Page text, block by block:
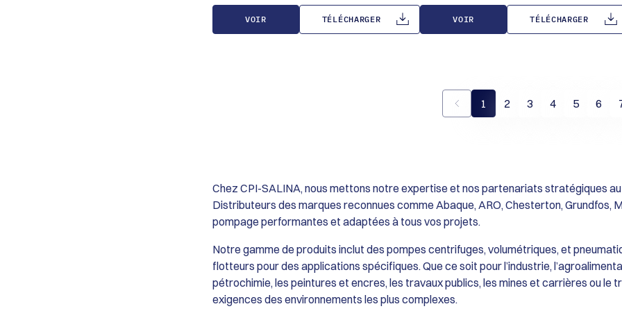
contact avec le fluide véhiculé.
Fiabilité : Accrochage de la roue insensible
au sens de rotation.
Traitement des gaz : Installation de
neutralisation des gaz des unités
d’incinération et désodorisation des gaz
VOIR TÉLÉCHARGER
(Huiles et carburants) ou Nitrile alimentaire
Réversibilité : Capacité de fonctionner dans
les deux sens de rotation pour une flexibilité
pulsations.
VOIR TÉLÉCHARGER
1 2 3 4 5 6
Chez CPI-SALINA, nous mettons notre expertise et nos partenariats stratégiques
Distributeurs des marques reconnues comme Abaque, ARO, Chesterton, Grundfos,
pompage performantes et adaptées à tous vos projets.
Notre gamme de produits inclut des pompes centrifuges, volumétriques, et
flotteurs pour des applications spécifiques. Que ce soit pour l’industrie,
pétrochimie, les peintures et encres, les travaux publics, les mines et carrières ou le
exigences des environnements les plus complexes.